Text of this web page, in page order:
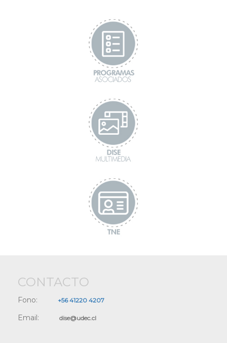
CONTACTO
Fono: +56 41220 4207
Email: dise@udec.cl